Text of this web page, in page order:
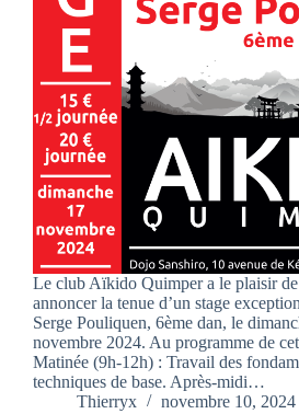
Le club Aïkido Quimper a le plaisir
annoncer la tenue d’un stage
Serge Pouliquen, 6ème dan, le
novembre 2024. Au programme de
Matinée (9h-12h) : Travail des
techniques de base. Après-midi…
Thierryx
novembre 10, 2024